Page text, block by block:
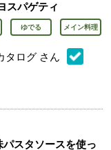
スパゲティ
ゆでる メイン料理
タログ さん
：
スタソースを使っ